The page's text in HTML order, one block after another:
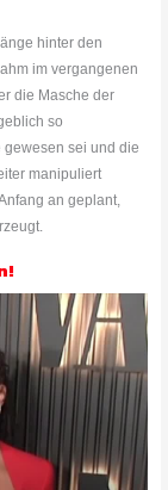
hinter den
im vergangenen
die Masche der
so
gewesen sei und die
manipuliert
an geplant,